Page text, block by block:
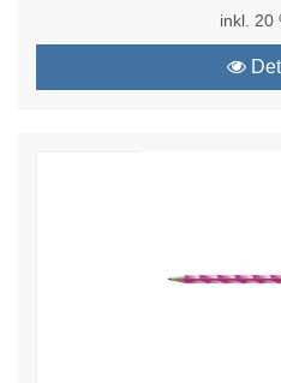
inkl. 20